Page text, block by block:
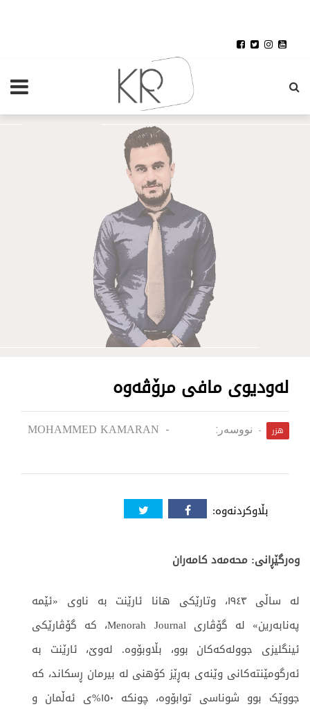
لەودیوی مافی مرۆڤەوە
هزر نووسەر: MOHAMMED KAMARAN
بڵاوکردنەوە:
وەرگێڕانی: محەمەد کامەران
لە ساڵی ١٩٤٣، وتارێکی هانا ئارێنت بە ناوی «ئێمە
پەنابەرین» لە گۆڤاری Menorah Journal، کە گۆڤارێکی
ئینگلیزی جوولەکەکان بوو، بڵاوبۆوە. لەوێ، ئارێنت بە
ئەرگومێنتەکانی وێنەی بەڕێز کۆهنی لە بیرمان ڕسکاند، کە
جووێک بوو شوناسی توابۆوە، چونکە ١٥٠%ی ئەڵمان و